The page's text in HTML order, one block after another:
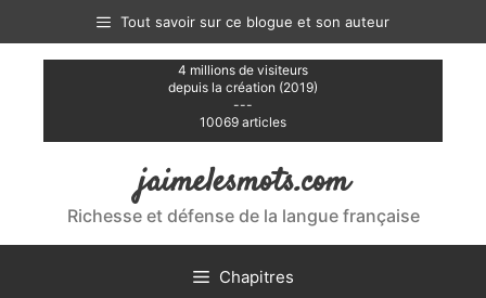
contenu
Tout savoir sur ce blogue et son auteur
4 millions de visiteurs
depuis la création (2019)
---
10069 articles
jaimelesmots.com
Richesse et défense de la langue française
Chapitres